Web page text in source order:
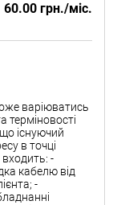
60.00 грн./міс.
варіюватись
терміновості
існуючий
в точці
-
кабелю від
-